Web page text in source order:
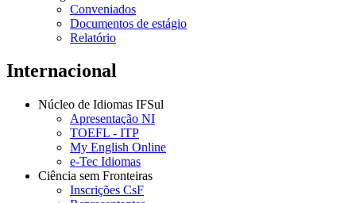
Conveniados
Documentos de estágio
Relatório
Internacional
Núcleo de Idiomas IFSul
Apresentação NI
TOEFL - ITP
My English Online
e-Tec Idiomas
Ciência sem Fronteiras
Inscrições CsF